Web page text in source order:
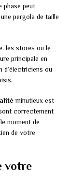
phase peut
pergola de taille
les stores ou le
principale en
d’électriciens ou
minutieux est
correctement
moment de
de votre
votre